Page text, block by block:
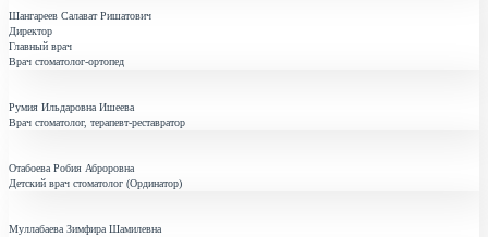
Шангареев Салават Ришатович
Директор
Главный врач
Врач стоматолог-ортопед
Румия Ильдаровна Ишеева
Врач стоматолог, терапевт-реставратор
Отабоева Робия Аброровна
Детский врач стоматолог (Ординатор)
Муллабаева Зимфира Шамилевна